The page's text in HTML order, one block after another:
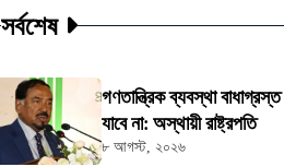
সর্বশেষ
গণতান্ত্রিক ব্যবস্থা
যাবে না: অস্থায়ী রাষ্ট্রপতি
৮ আগস্ট, ২০২৬